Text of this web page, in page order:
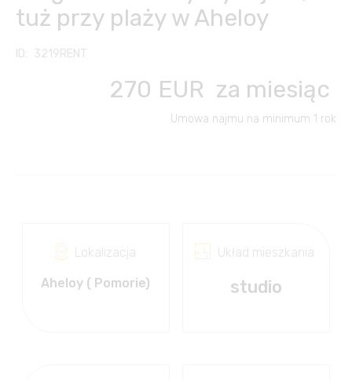
Inne usługi
Wypożyczalnia
kultura
FC FINANCE-CONSULT
Česky
Български
Kontakt
tuż przy plaży w Aheloy
3219RENT
270 EUR za miesiąc
Umowa najmu na minimum 1 rok
Lokalizacja
Aheloy ( Pomorie)
Układ mieszkania
studio